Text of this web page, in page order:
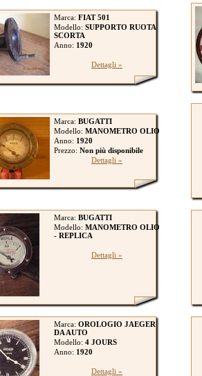
Marca: FIAT 501
Modello: SUPPORTO RUOTA
SCORTA
Anno: 1920
Dettagli »
Marca: BUGATTI
Modello: MANOMETRO OLIO
Anno: 1920
Prezzo: Non più disponibile
Dettagli »
Marca: BUGATTI
Modello: MANOMETRO OLIO
- REPLICA
Dettagli »
Marca: OROLOGIO JAEGER
DA AUTO
Modello: 4 JOURS
Anno: 1920
Dettagli »